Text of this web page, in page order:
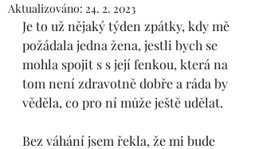
Aktualizováno: 24. 2. 2023
Je to už nějaký týden zpátky, kdy mě
požádala jedna žena, jestli bych se
mohla spojit s s její fenkou, která na
tom není zdravotně dobře a ráda by
věděla, co pro ní může ještě udělat.
Bez váhání jsem řekla, že mi bude